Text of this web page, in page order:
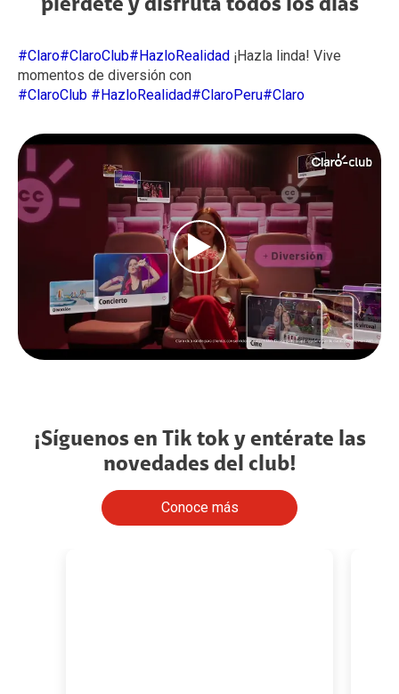
piérdete y disfruta todos los días
#Claro#ClaroClub#HazloRealidad ¡Hazla linda! Vive
momentos de diversión con
#ClaroClub #HazloRealidad#ClaroPeru#Claro
¡Síguenos en Tik tok y entérate las
novedades del club!
Conoce más